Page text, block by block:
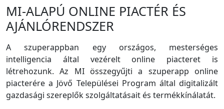
MI-ALAPÚ ONLINE PIACTÉR ÉS
AJÁNLÓRENDSZER
A szuperappban egy országos, mesterséges
intelligencia által vezérelt online piacteret is
létrehozunk. Az MI összegyűjti a szuperapp online
piacterére a Jövő Települései Program által digitalizált
gazdasági szereplők szolgáltatásait és termékkínálatát.